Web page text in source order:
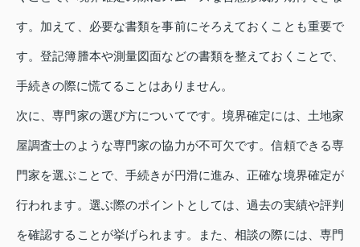
す。加えて、必要な書類を事前にそろえておくことも重要で
す。登記簿謄本や測量図面などの書類を整えておくことで、
手続きの際に慌てることはありません。
次に、専門家の選び方についてです。境界確定には、土地家
屋調査士のような専門家の協力が不可欠です。信頼できる専
門家を選ぶことで、手続きが円滑に進み、正確な境界確定が
行われます。選ぶ際のポイントとしては、過去の実績や評判
を確認することが挙げられます。また、相談の際には、専門